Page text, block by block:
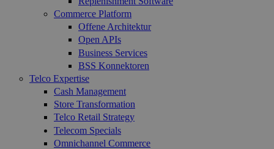
Commerce Platform
Offene Architektur
Open APIs
Business Services
BSS Konnektoren
Telco Expertise
Cash Management
Store Transformation
Telco Retail Strategy
Telecom Specials
Omnichannel Commerce